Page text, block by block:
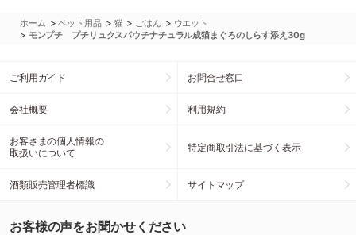
ホーム >ペット用品 > 猫 > ごはん > ウエット
> モンプチ プチリュクスパウチナチュラル成猫まぐろのしらす添え30g
ご利用ガイド お問合せ窓口
会社概要 利用規約
お客さまの個人情報の
取扱いについて
特定商取引法に基づく表示
酒類販売管理者標識 サイトマップ
お客様の声をお聞かせください